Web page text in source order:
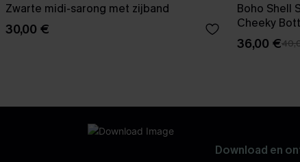
Zwarte midi-sarong met zijband
30,00 €
Boho Shell
Cheeky
36,00 €
Download en